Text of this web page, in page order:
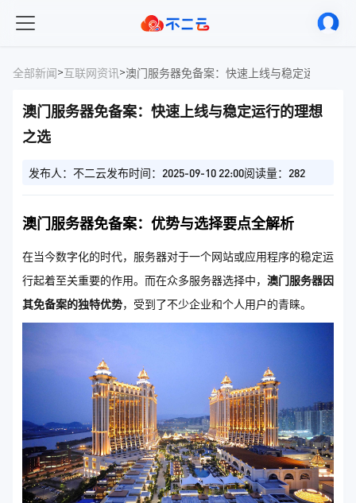
全部新闻>互联网资讯>澳门服务器免备案：快速上线与稳定运行的理
澳门服务器免备案：快速上线与稳定运行的理想
之选
发布人：不二云发布时间：2025-09-10 22:00阅读量：282
澳门服务器免备案：优势与选择要点全解析
在当今数字化的时代，服务器对于一个网站或应用程序的稳定运
行起着至关重要的作用。而在众多服务器选择中， 澳门服务器因
其免备案的独特优势，受到了不少企业和个人用户的青睐。